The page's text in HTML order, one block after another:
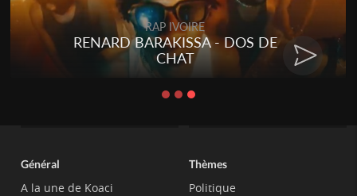
RAP IVOIRE
RENARD BARAKISSA - DOS DE
CHAT
Général
A la une de Koaci
Thèmes
Politique